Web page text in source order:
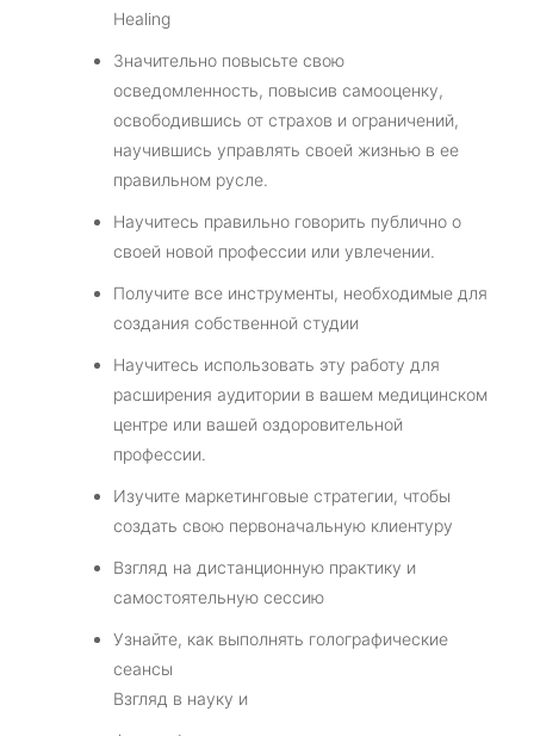
Healing
Значительно повысьте свою
осведомленность, повысив самооценку,
освободившись от страхов и ограничений,
научившись управлять своей жизнью в ее
правильном русле.
Научитесь правильно говорить публично о
своей новой профессии или увлечении.
Получите все инструменты, необходимые для
создания собственной студии
Научитесь использовать эту работу для
расширения аудитории в вашем медицинском
центре или вашей оздоровительной
профессии.
Изучите маркетинговые стратегии, чтобы
создать свою первоначальную клиентуру
Взгляд на дистанционную практику и
самостоятельную сессию
Узнайте, как выполнять голографические
сеансы
Взгляд в науку и